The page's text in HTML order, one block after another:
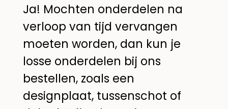
Ja! Mochten onderdelen na
verloop van tijd vervangen
moeten worden, dan kun je
losse onderdelen bij ons
bestellen, zoals een
designplaat, tussenschot of